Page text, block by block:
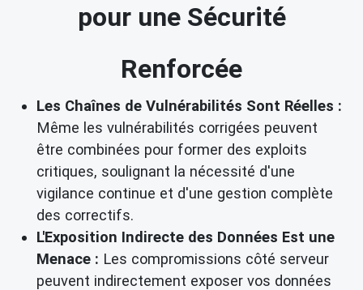
pour une Sécurité
Renforcée
Les Chaînes de Vulnérabilités Sont Réelles :
Même les vulnérabilités corrigées peuvent
être combinées pour former des exploits
critiques, soulignant la nécessité d'une
vigilance continue et d'une gestion complète
des correctifs.
L'Exposition Indirecte des Données Est une
Menace : Les compromissions côté serveur
peuvent indirectement exposer vos données